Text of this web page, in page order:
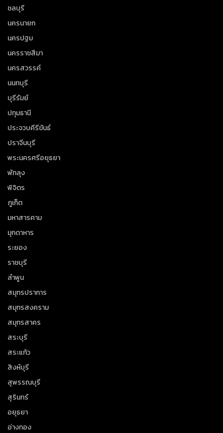
ชลบุรี
นครนายก
นครปฐม
นครราชสีมา
นครสวรรค์
นนทบุรี
บุรีรัมย์
ปทุมธานี
ประจวบคีรีขันธ์
ปราจีนบุรี
พระนครศรีอยุธยา
พัทลุง
พิจิตร
ภูเก็ต
มหาสารคาม
มุกดาหาร
ระยอง
ราชบุรี
ลำพูน
สมุทรปราการ
สมุทรสงคราม
สมุทรสาคร
สระบุรี
สระแก้ว
สิงห์บุรี
สุพรรณบุรี
สุรินทร์
อยุธยา
อ่างทอง